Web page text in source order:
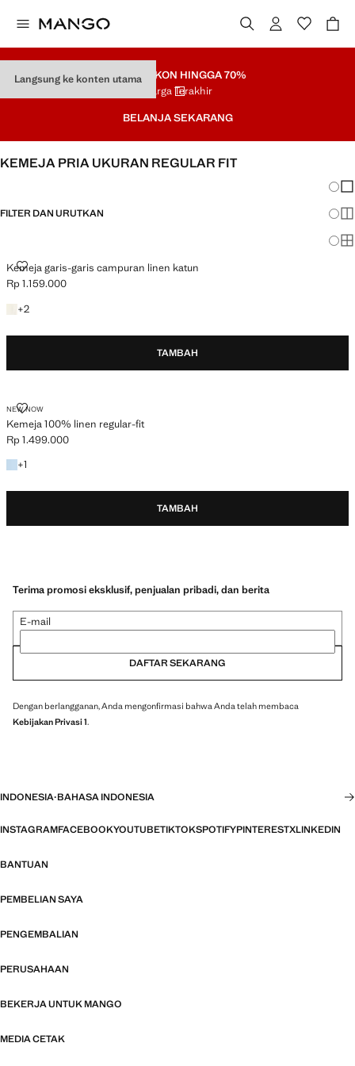
Langsung ke konten utama
SALEDISKON HINGGA 70%
Harga Terakhir
BELANJA SEKARANG
KEMEJA PRIA UKURAN REGULAR FIT
FILTER DAN URUTKAN
Kemeja garis-garis campuran linen katun
KEMEJA GARIS-GARIS CAMPURAN LINEN KATUN
Harga saat ini [Rp 1.159.000 ]
Rp 1.159.000
+2
+2 lebih warna
TAMBAH
NEW NOW
Kemeja 100% linen regular-fit
KEMEJA 100% LINEN REGULAR-FIT
Harga saat ini [Rp 1.499.000 ]
Rp 1.499.000
+1
+1 lebih warna
TAMBAH
Terima promosi eksklusif, penjualan pribadi, dan berita
E-mail
DAFTAR SEKARANG
Dengan berlangganan, Anda mengonfirmasi bahwa Anda telah membaca
Kebijakan Privasi 1.
INDONESIA·BAHASA INDONESIA
INSTAGRAMFACEBOOKYOUTUBETIKTOKSPOTIFYPINTERESTXLINKEDIN
BANTUAN
PEMBELIAN SAYA
PENGEMBALIAN
PERUSAHAAN
BEKERJA UNTUK MANGO
MEDIA CETAK